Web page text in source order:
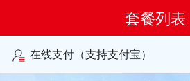
套餐列表
在线支付（支持支付宝）